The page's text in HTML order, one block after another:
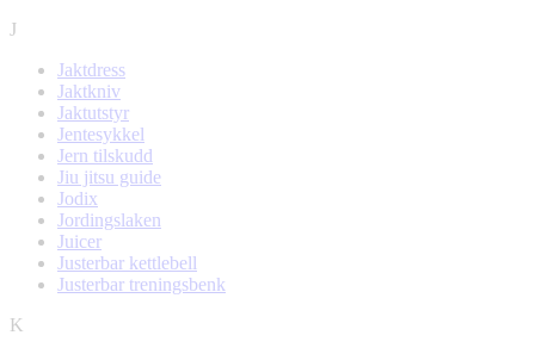
J
Jaktdress
Jaktkniv
Jaktutstyr
Jentesykkel
Jern tilskudd
Jiu jitsu guide
Jodix
Jordingslaken
Juicer
Justerbar kettlebell
Justerbar treningsbenk
K